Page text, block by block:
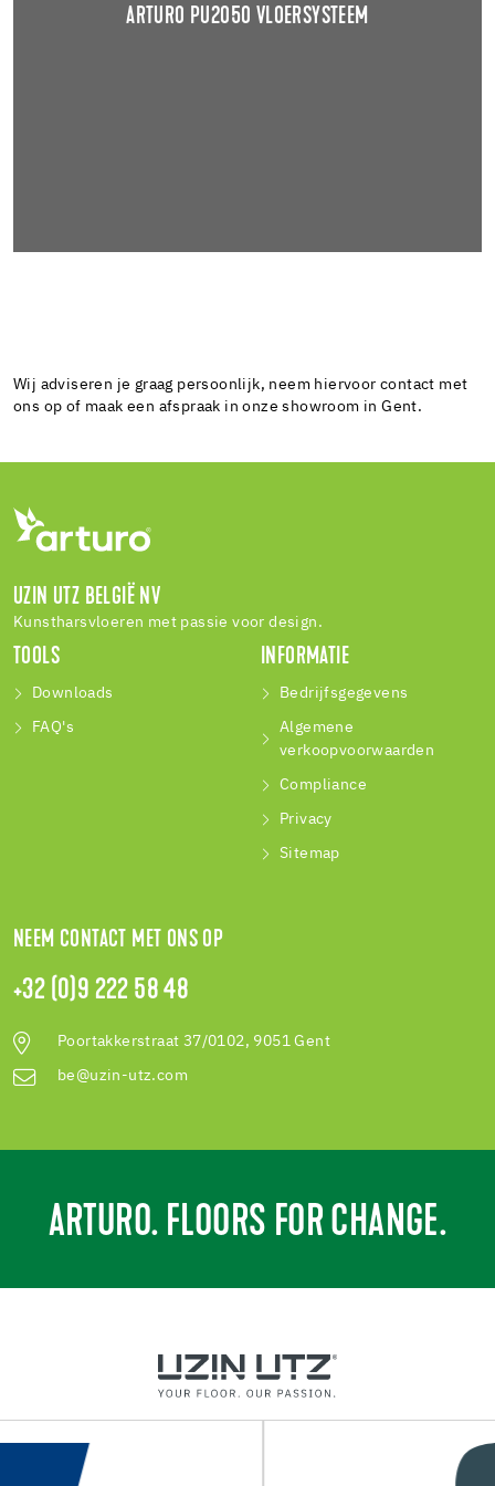
ARTURO PU2050 VLOERSYSTEEM
Wij adviseren je graag persoonlijk, neem hiervoor contact met
ons op of maak een afspraak in onze showroom in Gent.
UZIN UTZ BELGIË NV
Kunstharsvloeren met passie voor design.
TOOLS
Downloads
FAQ's
INFORMATIE
Bedrijfsgegevens
Algemene
verkoopvoorwaarden
Compliance
Privacy
Sitemap
NEEM CONTACT MET ONS OP
+32 (0)9 222 58 48
Poortakkerstraat 37/0102, 9051 Gent
be@uzin-utz.com
ARTURO. FLOORS FOR CHANGE.